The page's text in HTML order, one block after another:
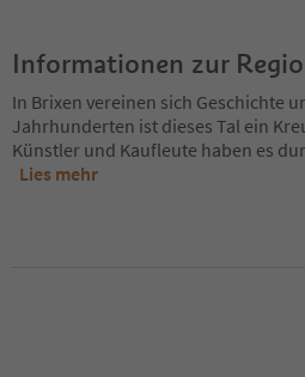
Informationen zur
In Brixen vereinen sich Geschichte
Jahrhunderten ist dieses Tal ein
Künstler und Kaufleute haben es
Lies mehr